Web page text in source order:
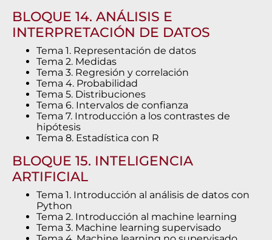
BLOQUE 14. ANÁLISIS E
INTERPRETACIÓN DE DATOS
Tema 1. Representación de datos
Tema 2. Medidas
Tema 3. Regresión y correlación
Tema 4. Probabilidad
Tema 5. Distribuciones
Tema 6. Intervalos de confianza
Tema 7. Introducción a los contrastes de
hipótesis
Tema 8. Estadística con R
BLOQUE 15. INTELIGENCIA
ARTIFICIAL
Tema 1. Introducción al análisis de datos con
Python
Tema 2. Introducción al machine learning
Tema 3. Machine learning supervisado